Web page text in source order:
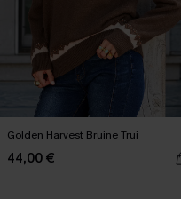
Golden Harvest Bruine Trui
44,00 €